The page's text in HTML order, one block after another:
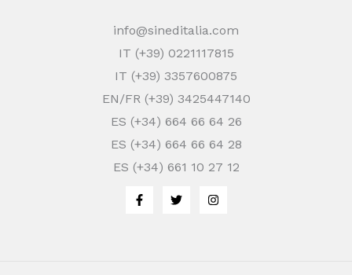
info@sineditalia.com
IT (+39) 0221117815
IT (+39) 3357600875
EN/FR (+39) 3425447140
ES (+34) 664 66 64 26
ES (+34) 664 66 64 28
ES (+34) 661 10 27 12